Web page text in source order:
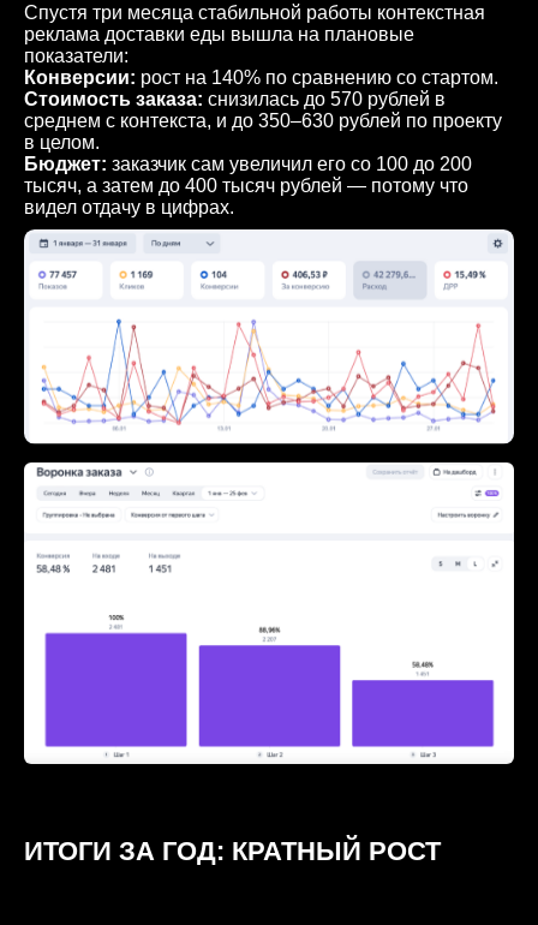
Спустя три месяца стабильной работы контекстная
реклама доставки еды вышла на плановые
показатели:
Конверсии: рост на 140% по сравнению со стартом.
Стоимость заказа: снизилась до 570 рублей в
среднем с контекста, и до 350–630 рублей по проекту
в целом.
Бюджет: заказчик сам увеличил его со 100 до 200
тысяч, а затем до 400 тысяч рублей — потому что
видел отдачу в цифрах.
ИТОГИ ЗА ГОД: КРАТНЫЙ РОСТ